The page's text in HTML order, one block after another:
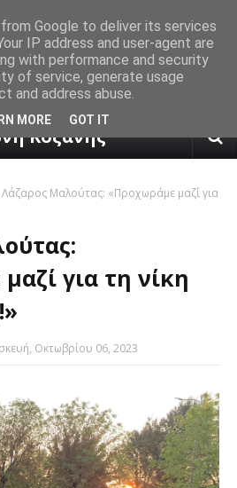
πρόγνωση καιρού από το
Κοζάνης
Λάζαρος Μαλούτας: «Προχωράμε μαζί για
για τη νίκη
Οκτωβρίου 06, 2023
Google to deliver its services
IP address and user-agent are
with performance and security
of service, generate usage
and address abuse.
MORE GOT IT